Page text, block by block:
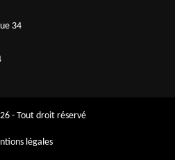
34
- Tout droit réservé
légales